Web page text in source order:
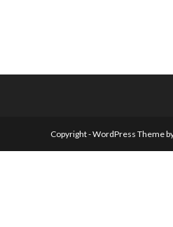
Copyright - WordPress Theme